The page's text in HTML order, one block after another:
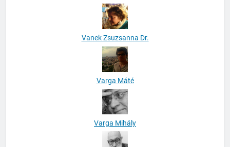
Vanek Zsuzsanna Dr.
Varga Máté
Varga Mihály